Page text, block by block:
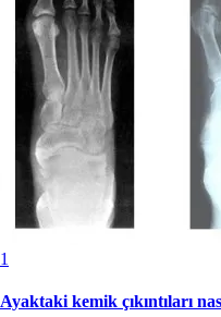
1
Ayaktaki kemik çıkıntıları